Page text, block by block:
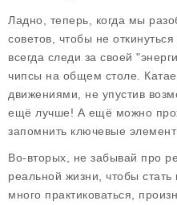
Ладно, теперь, когда мы
советов, чтобы не
всегда следи за своей
чипсы на общем столе.
движениями, не упустив
ещё лучше! А ещё можно
запомнить ключевые
Во-вторых, не забывай про
реальной жизни, чтобы
много практиковаться,